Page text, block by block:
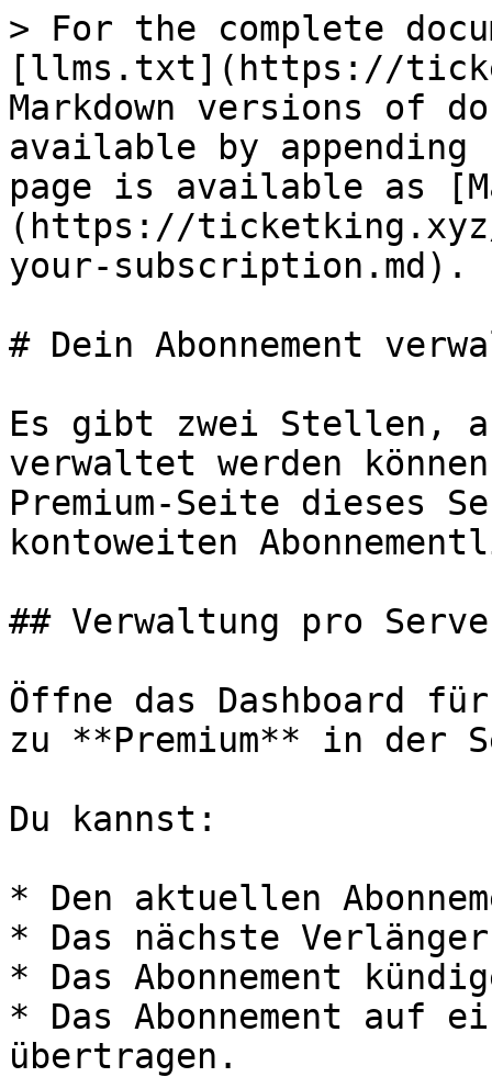
> For the complete
[llms.txt](https://
Markdown versions of
available by
page is available as
(https://ticketking.xyz/
your-subscription.md).
# Dein Abonnement
Es gibt zwei Stellen, an
verwaltet werden
Premium-Seite dieses
kontoweiten
## Verwaltung pro
Öffne das Dashboard
zu **Premium** in der
Du kannst:
* Den aktuellen
* Das nächste
* Das Abonnement
* Das Abonnement auf
übertragen.